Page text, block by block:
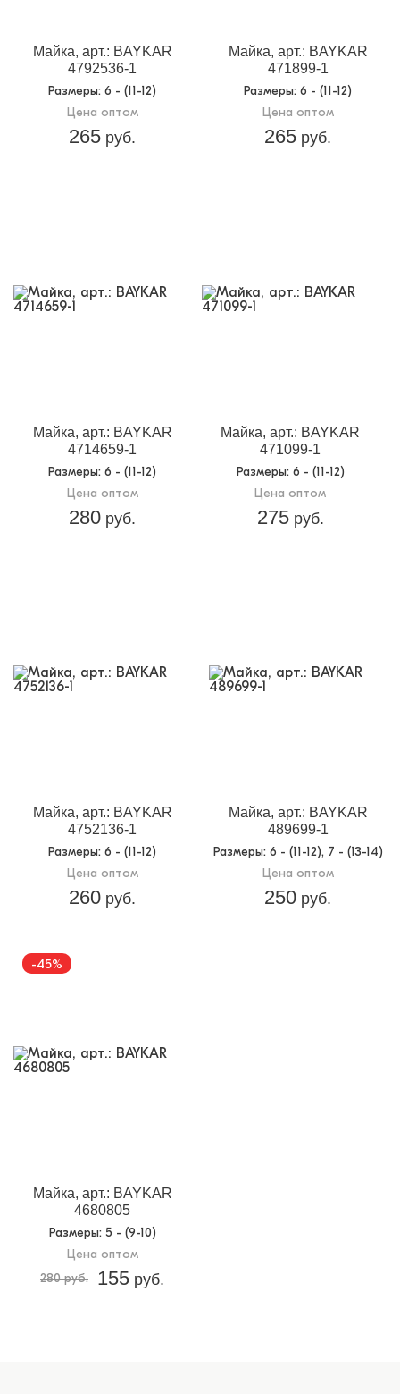
Майка, арт.: BAYKAR
4792536-1
Размеры: 6 - (11-12)
Цена оптом
265 руб.
Майка, арт.: BAYKAR
471899-1
Размеры: 6 - (11-12)
Цена оптом
265 руб.
Майка, арт.: BAYKAR
4714659-1
Размеры: 6 - (11-12)
Цена оптом
280 руб.
Майка, арт.: BAYKAR
471099-1
Размеры: 6 - (11-12)
Цена оптом
275руб.
Майка, арт.: BAYKAR
4752136-1
Размеры: 6 - (11-12)
Цена оптом
260 руб.
Майка, арт.: BAYKAR
489699-1
Размеры: 6 - (11-12), 7 - (13-14)
Цена оптом
250 руб.
-45%
Майка, арт.: BAYKAR
4680805
Размеры: 5 - (9-10)
Цена оптом
280 руб.
155 руб.